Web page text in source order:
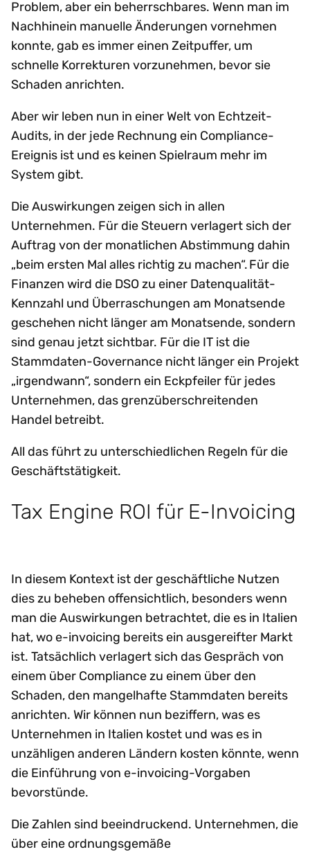
Problem, aber ein beherrschbares. Wenn man im
Nachhinein manuelle Änderungen vornehmen
konnte, gab es immer einen Zeitpuffer, um
schnelle Korrekturen vorzunehmen, bevor sie
Schaden anrichten.
Aber wir leben nun in einer Welt von Echtzeit-
Audits, in der jede Rechnung ein Compliance-
Ereignis ist und es keinen Spielraum mehr im
System gibt.
Die Auswirkungen zeigen sich in allen
Unternehmen. Für die Steuern verlagert sich der
Auftrag von der monatlichen Abstimmung dahin
„beim ersten Mal alles richtig zu machen“. Für die
Finanzen wird die DSO zu einer Datenqualität-
Kennzahl und Überraschungen am Monatsende
geschehen nicht länger am Monatsende, sondern
sind genau jetzt sichtbar. Für die IT ist die
Stammdaten-Governance nicht länger ein Projekt
„irgendwann“, sondern ein Eckpfeiler für jedes
Unternehmen, das grenzüberschreitenden
Handel betreibt.
All das führt zu unterschiedlichen Regeln für die
Geschäftstätigkeit.
Tax Engine ROI für E-Invoicing
In diesem Kontext ist der geschäftliche Nutzen
dies zu beheben offensichtlich, besonders wenn
man die Auswirkungen betrachtet, die es in Italien
hat, wo e-invoicing bereits ein ausgereifter Markt
ist. Tatsächlich verlagert sich das Gespräch von
einem über Compliance zu einem über den
Schaden, den mangelhafte Stammdaten bereits
anrichten. Wir können nun beziffern, was es
Unternehmen in Italien kostet und was es in
unzähligen anderen Ländern kosten könnte, wenn
die Einführung von e-invoicing-Vorgaben
bevorstünde.
Die Zahlen sind beeindruckend. Unternehmen, die
über eine ordnungsgemäße